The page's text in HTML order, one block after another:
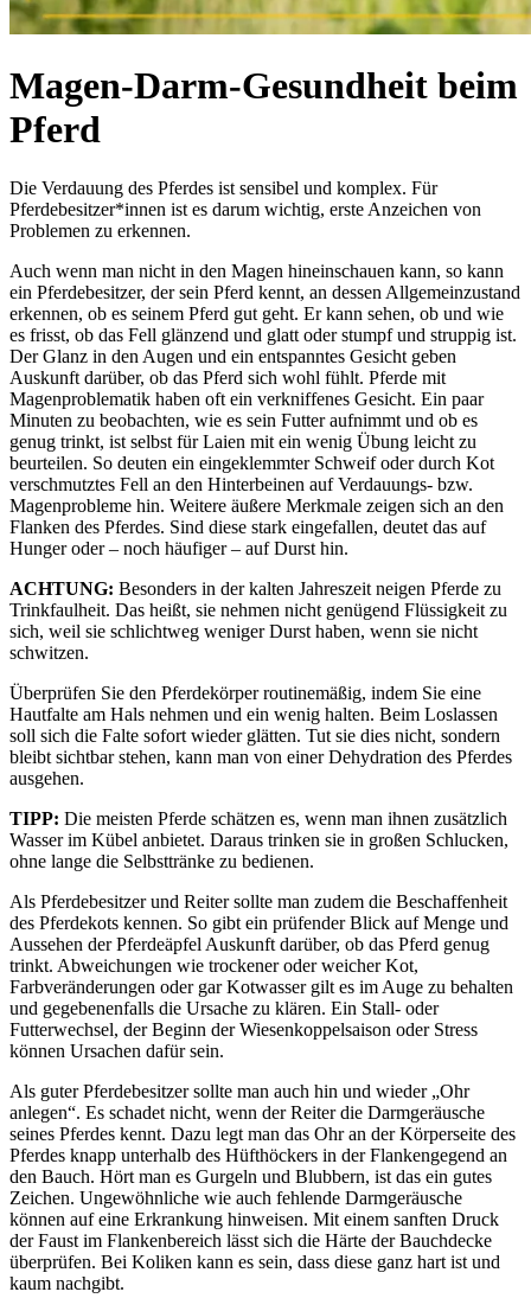
Magen-Darm-Gesundheit beim
Pferd
Die Verdauung des Pferdes ist sensibel und komplex. Für
Pferdebesitzer*innen ist es darum wichtig, erste Anzeichen von
Problemen zu erkennen.
Auch wenn man nicht in den Magen hineinschauen kann, so kann
ein Pferdebesitzer, der sein Pferd kennt, an dessen Allgemeinzustand
erkennen, ob es seinem Pferd gut geht. Er kann sehen, ob und wie
es frisst, ob das Fell glänzend und glatt oder stumpf und struppig ist.
Der Glanz in den Augen und ein entspanntes Gesicht geben
Auskunft darüber, ob das Pferd sich wohl fühlt. Pferde mit
Magenproblematik haben oft ein verkniffenes Gesicht. Ein paar
Minuten zu beobachten, wie es sein Futter aufnimmt und ob es
genug trinkt, ist selbst für Laien mit ein wenig Übung leicht zu
beurteilen. So deuten ein eingeklemmter Schweif oder durch Kot
verschmutztes Fell an den Hinterbeinen auf Verdauungs- bzw.
Magenprobleme hin. Weitere äußere Merkmale zeigen sich an den
Flanken des Pferdes. Sind diese stark eingefallen, deutet das auf
Hunger oder – noch häufiger – auf Durst hin.
ACHTUNG: Besonders in der kalten Jahreszeit neigen Pferde zu
Trinkfaulheit. Das heißt, sie nehmen nicht genügend Flüssigkeit zu
sich, weil sie schlichtweg weniger Durst haben, wenn sie nicht
schwitzen.
Überprüfen Sie den Pferdekörper routinemäßig, indem Sie eine
Hautfalte am Hals nehmen und ein wenig halten. Beim Loslassen
soll sich die Falte sofort wieder glätten. Tut sie dies nicht, sondern
bleibt sichtbar stehen, kann man von einer Dehydration des Pferdes
ausgehen.
TIPP: Die meisten Pferde schätzen es, wenn man ihnen zusätzlich
Wasser im Kübel anbietet. Daraus trinken sie in großen Schlucken,
ohne lange die Selbsttränke zu bedienen.
Als Pferdebesitzer und Reiter sollte man zudem die Beschaffenheit
des Pferdekots kennen. So gibt ein prüfender Blick auf Menge und
Aussehen der Pferdeäpfel Auskunft darüber, ob das Pferd genug
trinkt. Abweichungen wie trockener oder weicher Kot,
Farbveränderungen oder gar Kotwasser gilt es im Auge zu behalten
und gegebenenfalls die Ursache zu klären. Ein Stall- oder
Futterwechsel, der Beginn der Wiesenkoppelsaison oder Stress
können Ursachen dafür sein.
Als guter Pferdebesitzer sollte man auch hin und wieder „Ohr
anlegen“. Es schadet nicht, wenn der Reiter die Darmgeräusche
seines Pferdes kennt. Dazu legt man das Ohr an der Körperseite des
Pferdes knapp unterhalb des Hüfthöckers in der Flankengegend an
den Bauch. Hört man es Gurgeln und Blubbern, ist das ein gutes
Zeichen. Ungewöhnliche wie auch fehlende Darmgeräusche
können auf eine Erkrankung hinweisen. Mit einem sanften Druck
der Faust im Flankenbereich lässt sich die Härte der Bauchdecke
überprüfen. Bei Koliken kann es sein, dass diese ganz hart ist und
kaum nachgibt.